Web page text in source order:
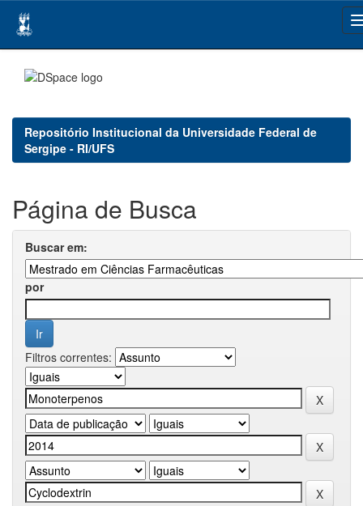
navigation
Repositório Institucional da Universidade Federal de
Sergipe - RI/UFS
Página de Busca
Buscar em:
por
Filtros correntes: